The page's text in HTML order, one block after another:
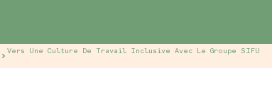
Vers Une Culture De Travail Inclusive Avec Le Groupe SIFU